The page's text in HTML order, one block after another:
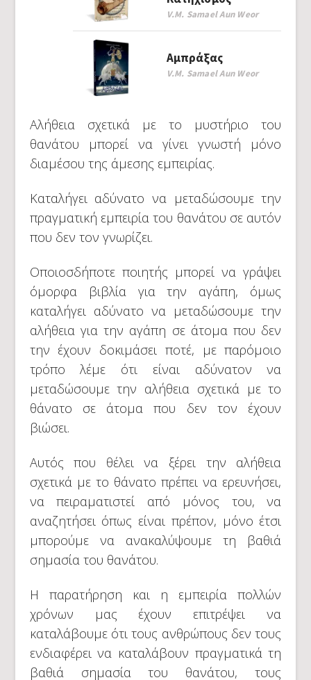
V.M. Samael Aun Weor
Αμπράξας
V.M. Samael Aun Weor
Αλήθεια σχετικά με το μυστήριο του
θανάτου μπορεί να γίνει γνωστή μόνο
διαμέσου της άμεσης εμπειρίας.
Καταλήγει αδύνατο να μεταδώσουμε την
πραγματική εμπειρία του θανάτου σε αυτόν
που δεν τον γνωρίζει.
Οποιοσδήποτε ποιητής μπορεί να γράψει
όμορφα βιβλία για την αγάπη, όμως
καταλήγει αδύνατο να μεταδώσουμε την
αλήθεια για την αγάπη σε άτομα που δεν
την έχουν δοκιμάσει ποτέ, με παρόμοιο
τρόπο λέμε ότι είναι αδύνατον να
μεταδώσουμε την αλήθεια σχετικά με το
θάνατο σε άτομα που δεν τον έχουν
βιώσει.
Αυτός που θέλει να ξέρει την αλήθεια
σχετικά με το θάνατο πρέπει να ερευνήσει,
να πειραματιστεί από μόνος του, να
αναζητήσει όπως είναι πρέπον, μόνο έτσι
μπορούμε να ανακαλύψουμε τη βαθιά
σημασία του θανάτου.
Η παρατήρηση και η εμπειρία πολλών
χρόνων μας έχουν επιτρέψει να
καταλάβουμε ότι τους ανθρώπους δεν τους
ενδιαφέρει να καταλάβουν πραγματικά τη
βαθιά σημασία του θανάτου, τους